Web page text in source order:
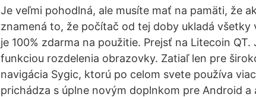
Je veľmi pohodlná, ale musíte mať na pamäti, že
znamená to, že počítač od tej doby ukladá všetky
je 100% zdarma na použitie. Prejsť na Litecoin
funkciou rozdelenia obrazovky. Zatiaľ len pre
navigácia Sygic, ktorú po celom svete používa
prichádza s úplne novým doplnkom pre Android